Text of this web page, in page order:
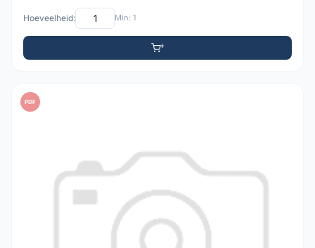
Hoeveelheid: Min: 1
PDF